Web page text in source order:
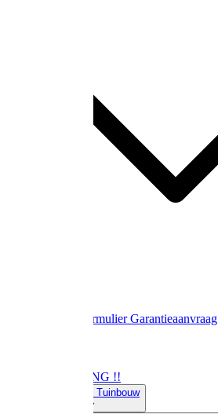
RetourformulierGarantieaanvraag
OPRUIMING !!
01) Land-& Tuinbouw